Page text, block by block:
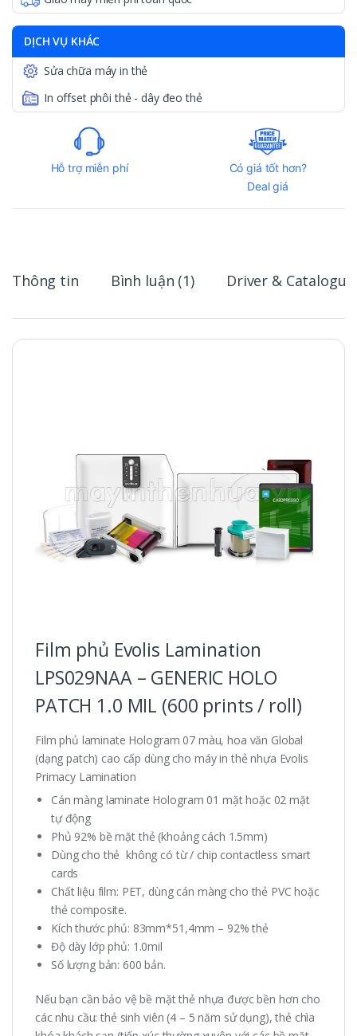
DỊCH VỤ KHÁC
Sửa chữa máy in thẻ
In offset phôi thẻ - dây đeo thẻ
Hỗ trợ miễn phí
Có giá tốt hơn?
Deal giá
Thông tin Bình luận (1) Driver & Catalogue
Film phủ Evolis Lamination
LPS029NAA – GENERIC HOLO
PATCH 1.0 MIL (600 prints / roll)
Film phủ laminate Hologram 07 màu, hoa văn Global
(dạng patch) cao cấp dùng cho máy in thẻ nhựa Evolis
Primacy Lamination
Cán màng laminate Hologram 01 mặt hoặc 02 mặt
tự động
Phủ 92% bề mặt thẻ (khoảng cách 1.5mm)
Dùng cho thẻ không có từ / chip contactless smart
cards
Chất liệu film: PET, dùng cán màng cho thẻ PVC hoặc
thẻ composite.
Kích thước phủ: 83mm*51,4mm – 92% thẻ
Độ dày lớp phủ: 1.0mil
Số lượng bản: 600 bản.
Nếu bạn cần bảo vệ bề mặt thẻ nhựa được bền hơn cho
các nhu cầu: thẻ sinh viên (4 – 5 năm sử dụng), thẻ chìa